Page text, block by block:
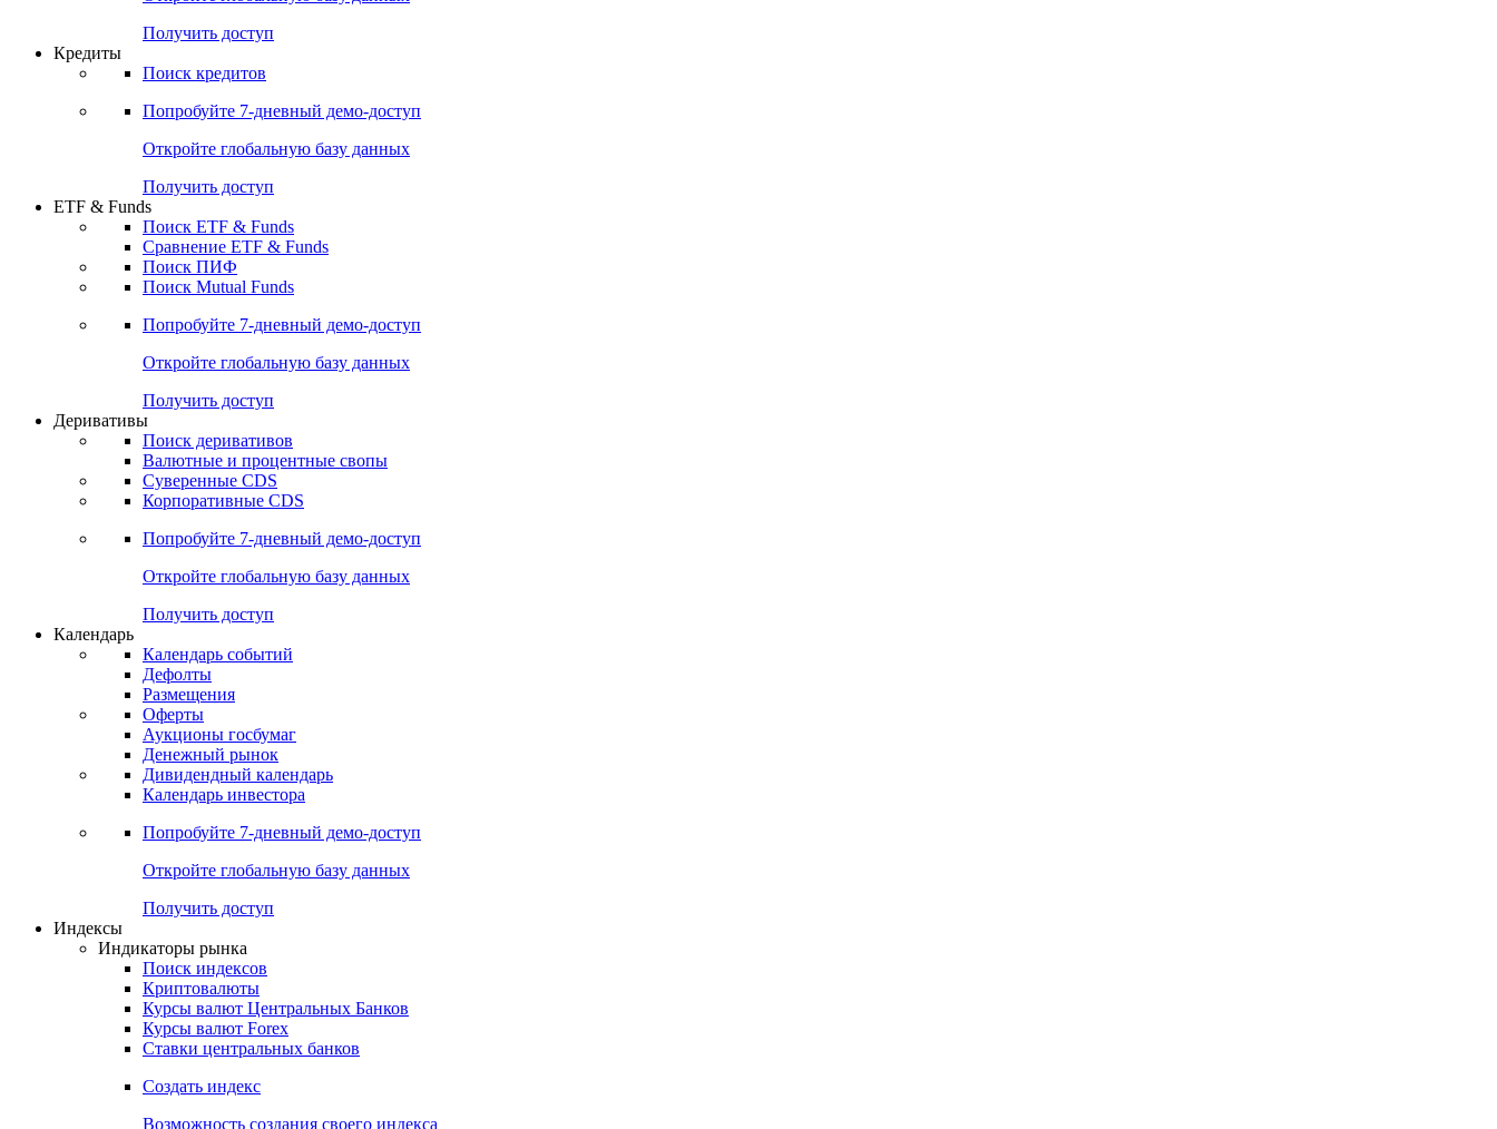
Попробуйте7-дневный
Откройте глобальную базу данных
Получить доступ
Кредиты
Поиск кредитов
Попробуйте7-дневный
Откройте глобальную базу данных
Получить доступ
ETF & Funds
Поиск ETF & Funds
Сравнение ETF & Funds
Поиск ПИФ
Поиск Mutual Funds
Попробуйте7-дневный
Откройте глобальную базу данных
Получить доступ
Деривативы
Поиск деривативов
Валютные и процентные свопы
Суверенные CDS
Корпоративные CDS
Попробуйте7-дневный
Откройте глобальную базу данных
Получить доступ
Календарь
Календарь событий
Дефолты
Размещения
Оферты
Аукционы госбумаг
Денежный рынок
Дивидендный календарь
Календарь инвестора
Попробуйте7-дневный
Получить доступ
Индикаторы рынка
Поиск индексов
Криптовалюты
Курсы валют Центральных Банков
Курсы валют Forex
Ставки центральных банков